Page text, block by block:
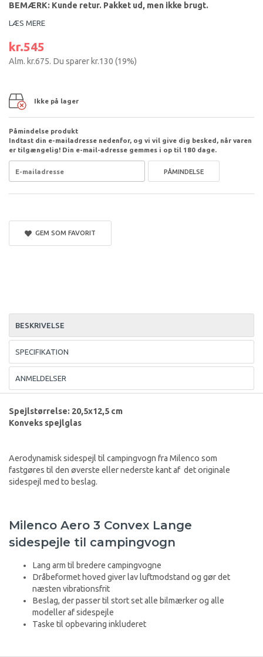
BEMÆRK: Kunde retur. Pakket ud, men ikke brugt.
LÆS MERE
kr.545
Alm. kr.675. Du sparer kr.130 (19%)
Ikke på lager
Påmindelse produkt
Indtast din e-mailadresse nedenfor, og vi vil give dig besked, når varen
er tilgængelig! Din e-mail-adresse gemmes i op til 180 dage.
PÅMINDELSE
GEM SOM FAVORIT
BESKRIVELSE
SPECIFIKATION
ANMELDELSER
Spejlstørrelse: 20,5x12,5 cm
Konveks spejlglas
Aerodynamisk sidespejl til campingvogn fra Milenco som
fastgøres til den øverste eller nederste kant af det originale
sidespejl med to beslag.
Milenco Aero 3 Convex Lange
sidespejle til campingvogn
Lang arm til bredere campingvogne
Dråbeformet hoved giver lav luftmodstand og gør det
næsten vibrationsfrit
Beslag, der passer til stort set alle bilmærker og alle
modeller af sidespejle
Taske til opbevaring inkluderet